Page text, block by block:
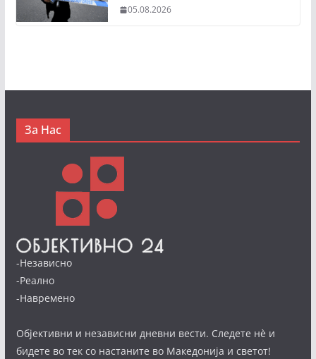
05.08.2026
За Нас
-Независно
-Реално
-Навремено
Објективни и независни дневни вести. Следете нè и
бидете во тек со настаните во Македонија и светот!